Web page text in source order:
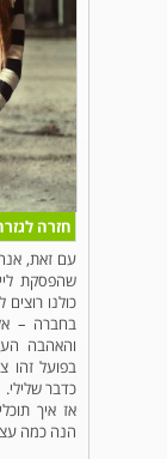
חזרה
עם זאת,
שהפסקת
כולנו
בחברה –
והאהבה
בפועל זהו
כדבר שלילי.
אז איך
הנה כמה